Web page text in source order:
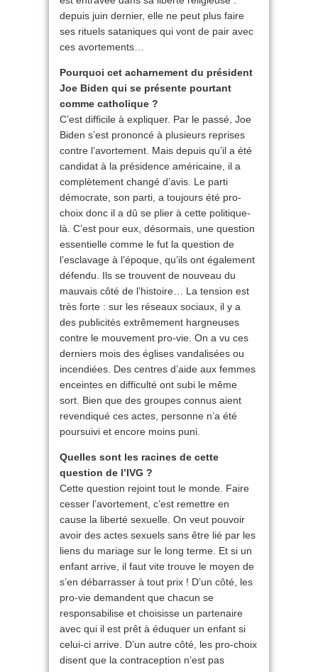
depuis juin dernier, elle ne peut plus faire
ses rituels sataniques qui vont de pair avec
ces avortements…
Pourquoi cet acharnement du président
Joe Biden qui se présente pourtant
comme catholique ?
C’est difficile à expliquer. Par le passé, Joe
Biden s’est prononcé à plusieurs reprises
contre l’avortement. Mais depuis qu’il a été
candidat à la présidence américaine, il a
complètement changé d’avis. Le parti
démocrate, son parti, a toujours été pro-
choix donc il a dû se plier à cette politique-
là. C’est pour eux, désormais, une question
essentielle comme le fut la question de
l’esclavage à l’époque, qu’ils ont également
défendu. Ils se trouvent de nouveau du
mauvais côté de l’histoire… La tension est
très forte : sur les réseaux sociaux, il y a
des publicités extrêmement hargneuses
contre le mouvement pro-vie. On a vu ces
derniers mois des églises vandalisées ou
incendiées. Des centres d’aide aux femmes
enceintes en difficulté ont subi le même
sort. Bien que des groupes connus aient
revendiqué ces actes, personne n’a été
poursuivi et encore moins puni.
Quelles sont les racines de cette
question de l’IVG ?
Cette question rejoint tout le monde. Faire
cesser l’avortement, c’est remettre en
cause la liberté sexuelle. On veut pouvoir
avoir des actes sexuels sans être lié par les
liens du mariage sur le long terme. Et si un
enfant arrive, il faut vite trouve le moyen de
s’en débarrasser à tout prix ! D’un côté, les
pro-vie demandent que chacun se
responsabilise et choisisse un partenaire
avec qui il est prêt à éduquer un enfant si
celui-ci arrive. D’un autre côté, les pro-choix
disent que la contraception n’est pas